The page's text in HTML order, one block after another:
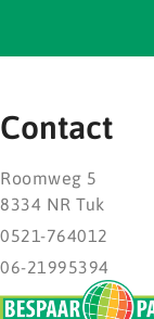
Contact
Roomweg 5
8334 NR Tuk
0521-764012
06-21995394